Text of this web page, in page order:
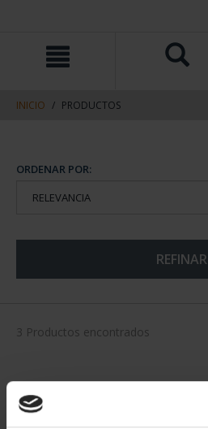
contenido
navegacin
INICIO PRODUCTOS
ORDENAR POR:
REFINAR
3 Productos encontrados